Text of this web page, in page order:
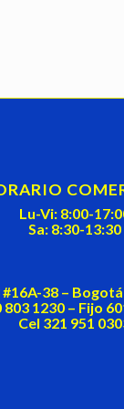
Lu-Vi: 8:00-
Sa: 8:30-13:30
#16A-38 –
803 1230 – Fijo
Cel 321 951